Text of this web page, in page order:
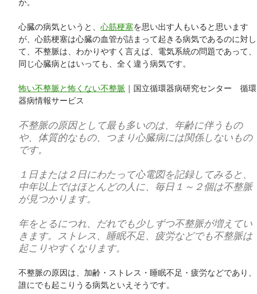
心臓の病気というと、 心筋梗塞を思い出す人もいると思います
が、心筋梗塞は心臓の血管が詰まって起きる病気であるのに対し
て、不整脈は、わかりやすく言えば、電気系統の問題であって、
同じ心臓病とはいっても、全く違う病気です。
怖い不整脈と怖くない不整脈 ｜国立循環器病研究センター 循環
器病情報サービス
不整脈の原因として最も多いのは、年齢に伴うもの
や、体質的なもの、つまり心臓病には関係しないもの
です。
１日または２日にわたって心電図を記録してみると、
中年以上ではほとんどの人に、毎日１～２個は不整脈
が見つかります。
年をとるにつれ、だれでも少しずつ不整脈が増えてい
きます。ストレス、睡眠不足、疲労などでも不整脈は
起こりやすくなります。
不整脈の原因は、加齢・ストレス・睡眠不足・疲労などであり、
誰にでも起こりうる病気といえそうです。